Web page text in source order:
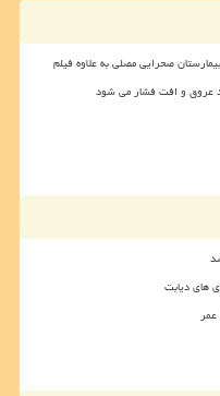
عروق و افت فشار می شود
های دیابت